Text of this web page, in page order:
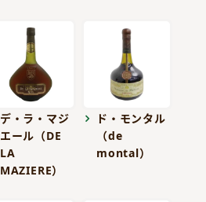
デ・ラ・マジ
エール（DE
LA
MAZIERE）
ド・モンタル
（de
montal）